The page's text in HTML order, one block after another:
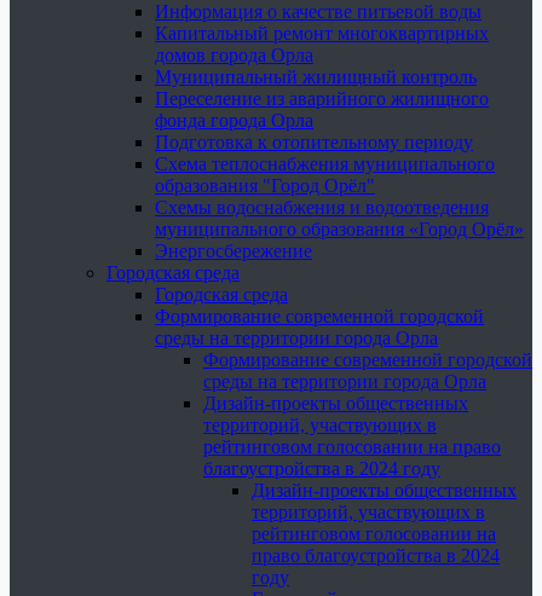
Информация о качестве питьевой воды
Капитальный ремонт многоквартирных
домов города Орла
Муниципальный жилищный контроль
Переселение из аварийного жилищного
фонда города Орла
Подготовка к отопительному периоду
Схема теплоснабжения муниципального
образования "Город Орёл"
Схемы водоснабжения и водоотведения
муниципального образования «Город Орёл»
Энергосбережение
Городская среда
Городская среда
Формирование современной городской
среды на территории города Орла
Формирование современной городской
среды на территории города Орла
Дизайн-проекты общественных
территорий, участвующих в
рейтинговом голосовании на право
благоустройства в 2024 году
Дизайн-проекты общественных
территорий, участвующих в
рейтинговом голосовании на
право благоустройства в 2024
году